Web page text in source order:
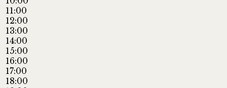
11:00
12:00
13:00
14:00
15:00
16:00
17:00
18:00